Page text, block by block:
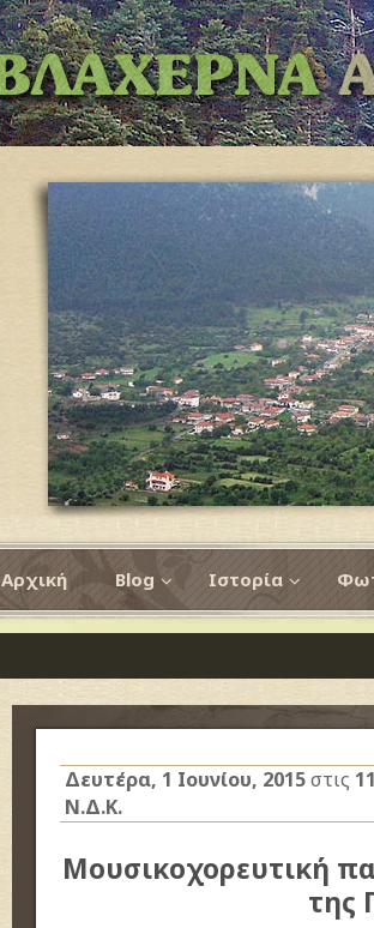
Αρχική Blog Ιστορία
Δευτέρα, 1 Ιουνίου, 2015στις
Ν.Δ.Κ.
Μουσικοχορευτική
της